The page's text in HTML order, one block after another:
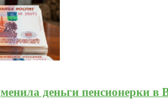
деньги пенсионерки в